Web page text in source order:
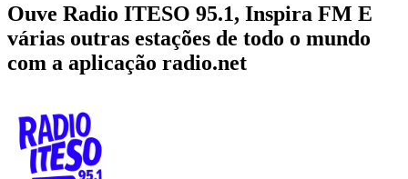
Ouve Radio ITESO 95.1, Inspira FM E
várias outras estações de todo o mundo
com a aplicação radio.net